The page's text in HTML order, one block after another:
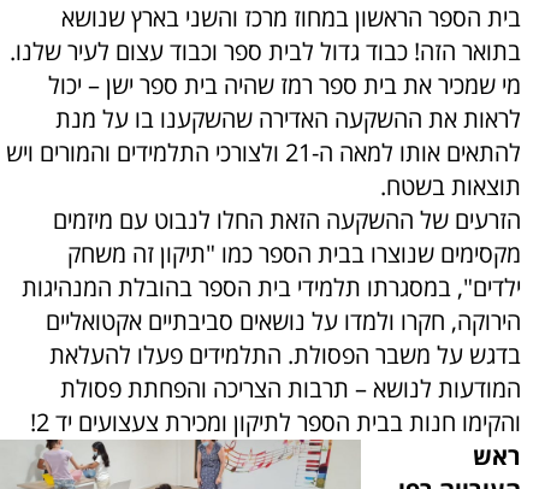
בית הספר הראשון במחוז מרכז והשני בארץ שנושא
בתואר הזה! כבוד גדול לבית ספר וכבוד עצום לעיר שלנו.
מי שמכיר את בית ספר רמז שהיה בית ספר ישן – יכול
לראות את ההשקעה האדירה שהשקענו בו על מנת
להתאים אותו למאה ה-21 ולצורכי התלמידים והמורים ויש
תוצאות בשטח.
הזרעים של ההשקעה הזאת החלו לנבוט עם מיזמים
מקסימים שנוצרו בבית הספר כמו "תיקון זה משחק
ילדים", במסגרתו תלמידי בית הספר בהובלת המנהיגות
הירוקה, חקרו ולמדו על נושאים סביבתיים אקטואליים
בדגש על משבר הפסולת. התלמידים פעלו להעלאת
המודעות לנושא – תרבות הצריכה והפחתת פסולת
והקימו חנות בבית הספר לתיקון ומכירת צעצועים יד 2!
ראש